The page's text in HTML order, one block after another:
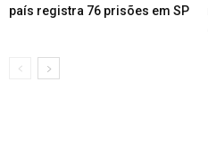
país registra 76 prisões em SP